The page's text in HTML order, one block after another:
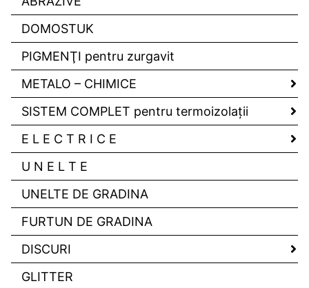
DOMOSTUK
PIGMENŢI pentru zurgavit
METALO – CHIMICE
SISTEM COMPLET pentru termoizolaţii
E L E C T R I C E
U N E L T E
UNELTE DE GRADINA
FURTUN DE GRADINA
DISCURI
GLITTER